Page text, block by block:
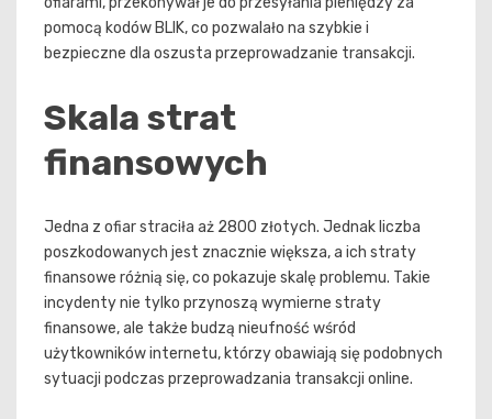
pomocą kodów BLIK, co pozwalało na szybkie i
bezpieczne dla oszusta przeprowadzanie transakcji.
Skala strat
finansowych
Jedna z ofiar straciła aż 2800 złotych. Jednak liczba
poszkodowanych jest znacznie większa, a ich straty
finansowe różnią się, co pokazuje skalę problemu. Takie
incydenty nie tylko przynoszą wymierne straty
finansowe, ale także budzą nieufność wśród
użytkowników internetu, którzy obawiają się podobnych
sytuacji podczas przeprowadzania transakcji online.